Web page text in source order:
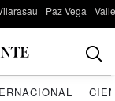
Paz Vega